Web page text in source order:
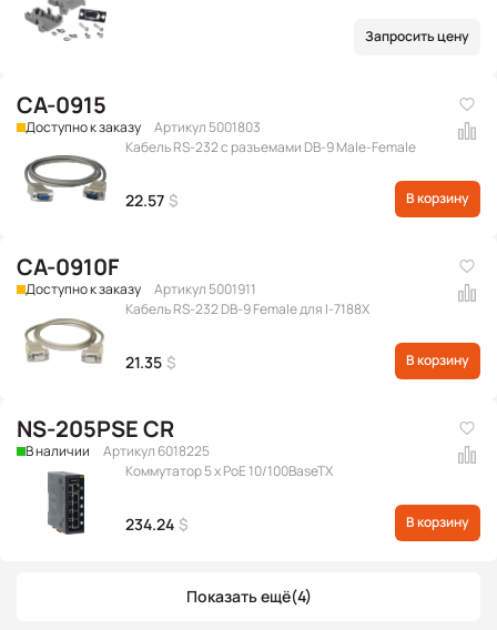
Запросить цену
CA-0915
Доступно к заказу
Артикул 5001803
Кабель RS-232 с разъемами DB-9 Male-Female
22.57 $ В корзину
CA-0910F
Доступно к заказу
Артикул 5001911
Кабель RS-232 DB-9 Female для I-7188X
21.35 $ В корзину
NS-205PSE CR
В наличии
Артикул 6018225
Коммутатор 5 x PoE 10/100BaseTX
234.24 $ В корзину
Показать ещё(4)